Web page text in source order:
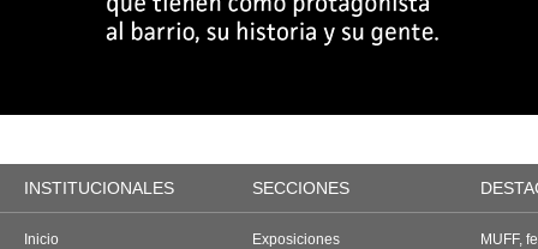
INSTITUCIONALES SECCIONES
Inicio
Exposiciones
MUFF,